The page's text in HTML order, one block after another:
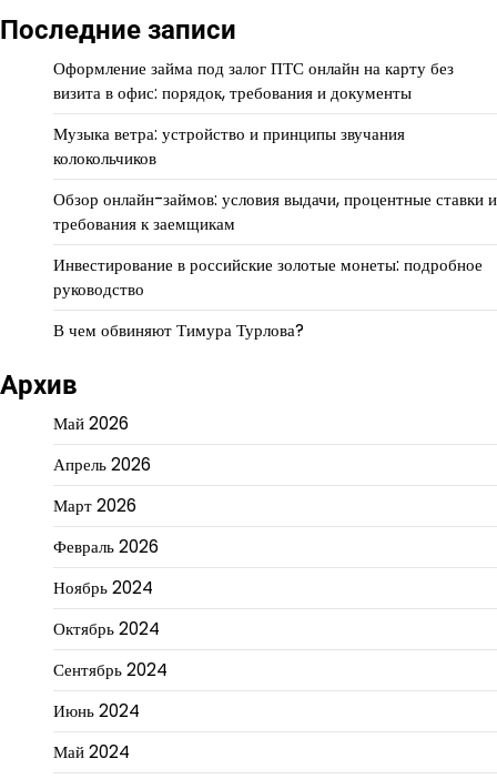
Последние записи
Оформление займа под залог ПТС онлайн на карту без
визита в офис: порядок, требования и документы
Музыка ветра: устройство и принципы звучания
колокольчиков
Обзор онлайн-займов: условия выдачи, процентные ставки и
требования к заемщикам
Инвестирование в российские золотые монеты: подробное
руководство
В чем обвиняют Тимура Турлова?
Архив
Май 2026
Апрель 2026
Март 2026
Февраль 2026
Ноябрь 2024
Октябрь 2024
Сентябрь 2024
Июнь 2024
Май 2024